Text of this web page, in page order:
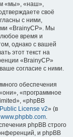
«мы», «наш»,
своё
с ними,
«BrainyCP». Мы
время и
однако с вашей
этот текст на
«BrainyCP»
согласие с ними.
обеспечения
«программное
«phpBB
License v2» (в
www.phpbb.com.
phpBB строго
и phpBB